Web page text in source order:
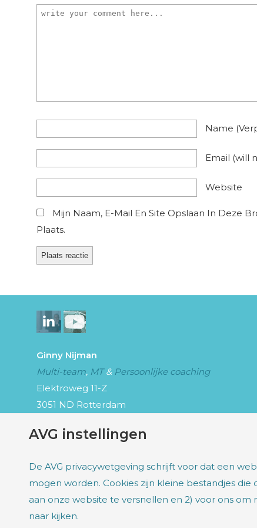
Name
Email (will
Website
Mijn Naam, E-Mail En Site Opslaan In Deze
Plaats.
Ginny Nijman
Multi-team, MT& Persoonlijke coaching
Elektroweg 11-Z
3051 ND Rotterdam
AVG instellingen
De AVG privacywetgeving schrijft voor dat een
mogen worden. Cookies zijn kleine bestandjes
aan onze website te versnellen en 2) voor ons
naar kijken.